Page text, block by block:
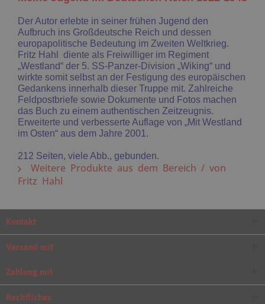
Der Autor erlebte in seiner frühen Jugend den
Aufbruch ins Großdeutsche Reich und dessen
europapolitische Bedeutung im Zweiten Weltkrieg.
Fritz Hahl diente als Freiwilliger im Regiment
„Westland“ der 5. SS-Panzer-Division „Wiking“ und
wirkte somit selbst an der Festigung des europäischen
Gedankens innerhalb dieser Truppe mit. Zahlreiche
Feldpostbriefe sowie Dokumente und Fotos machen
das Buch zu einem authentischen Zeitzeugnis.
Erweiterte und verbesserte Auflage von „Mit Westland
im Osten“ aus dem Jahre 2001.
212 Seiten, viele Abb., gebunden.
Weitere Produkte aus dem Bereich / von
Fritz Hahl
Kontakt
Versand mit
Zahlung mit
Rechtliches